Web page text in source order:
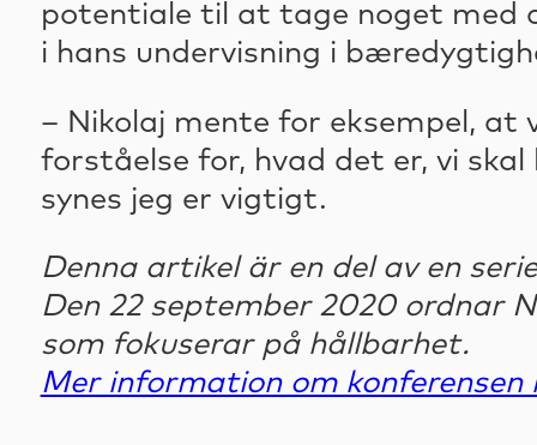
potentiale til at tage noget med
i hans undervisning i
– Nikolaj mente for eksempel, at
forståelse for, hvad det er, vi
synes jeg er vigtigt.
Denna artikel är en del av en
Den 22 september 2020 ordnar
som fokuserar på hållbarhet.
Mer information om konferensen